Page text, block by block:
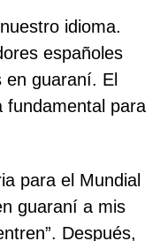
idioma.
españoles
guaraní. El
fundamental para
para el Mundial
guaraní a mis
Después,